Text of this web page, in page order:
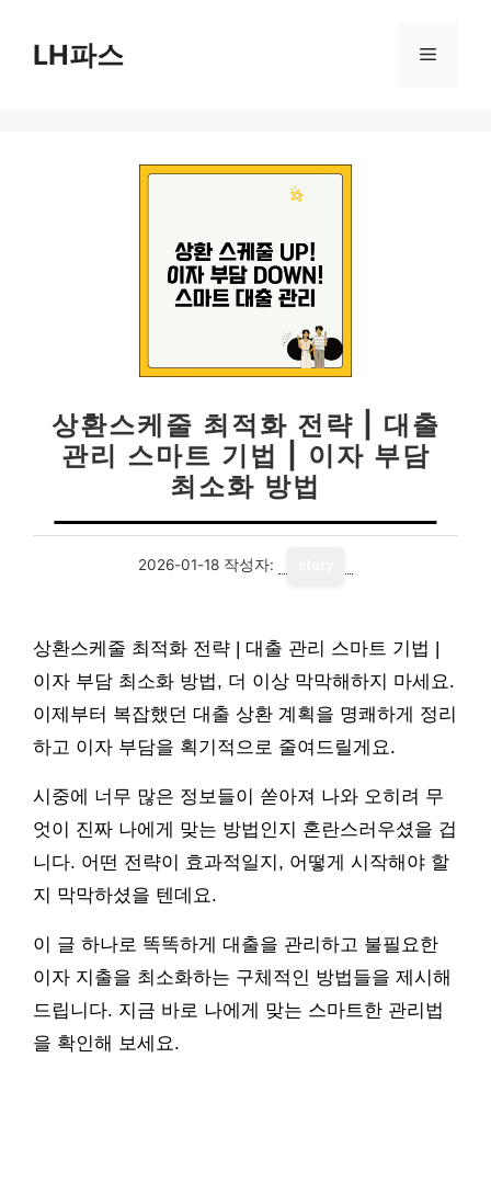
LH파스 메
상환스케줄 최적화 전략 | 대출
관리 스마트 기법 | 이자 부담
최소화 방법
2026-01-18 작성자:
상환스케줄 최적화 전략 | 대출 관리 스마트 기법 |
이자 부담 최소화 방법, 더 이상 막막해하지 마세요.
이제부터 복잡했던 대출 상환 계획을 명쾌하게 정리
하고 이자 부담을 획기적으로 줄여드릴게요.
시중에 너무 많은 정보들이 쏟아져 나와 오히려 무
엇이 진짜 나에게 맞는 방법인지 혼란스러우셨을 겁
니다. 어떤 전략이 효과적일지, 어떻게 시작해야 할
지 막막하셨을 텐데요.
이 글 하나로 똑똑하게 대출을 관리하고 불필요한
이자 지출을 최소화하는 구체적인 방법들을 제시해
드립니다. 지금 바로 나에게 맞는 스마트한 관리법
을 확인해 보세요.